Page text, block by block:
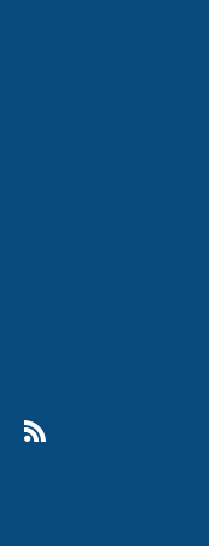
YouTube